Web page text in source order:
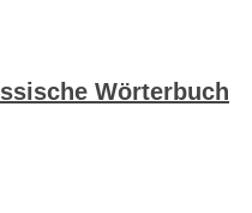
Wörterbuch